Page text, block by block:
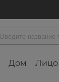
Дом Лицо